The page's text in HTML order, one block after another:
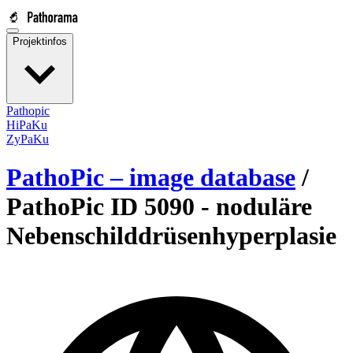
Projektinfos
Pathopic
HiPaKu
ZyPaKu
PathoPic – image database /
PathoPic ID 5090 - noduläre
Nebenschilddrüsenhyperplasie